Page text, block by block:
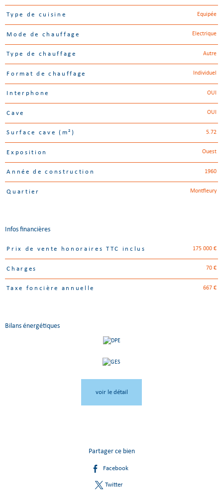
Type de cuisine Equipée
Mode de chauffage Electrique
Type de chauffage Autre
Format de chauffage Individuel
Interphone OUI
Cave OUI
Surface cave (m²) 5.72
Exposition Ouest
Année de construction 1960
Quartier Montfleury
Infos financières
Caractéristiques Valeurs
Prix de vente honoraires TTC inclus 175 000 €
Charges 70 €
Taxe foncière annuelle 667 €
Bilans énergétiques
voir le détail
Partager ce bien
Facebook
Twitter